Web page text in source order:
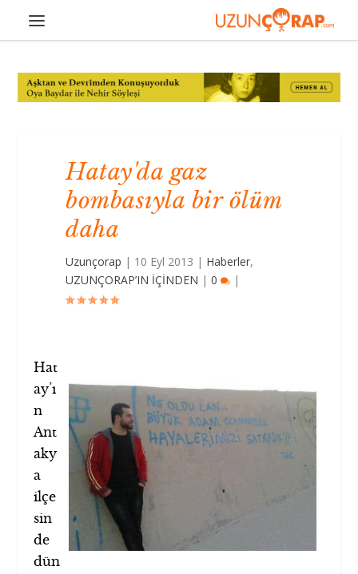
Hatay'da gaz
bombasıyla bir ölüm
daha
Uzunçorap | 10 Eyl 2013 | Haberler,
UZUNÇORAP’IN İÇİNDEN |0 |
Hat
ay’ı
n
Ant
aky
a
ilçe
sin
de
dün